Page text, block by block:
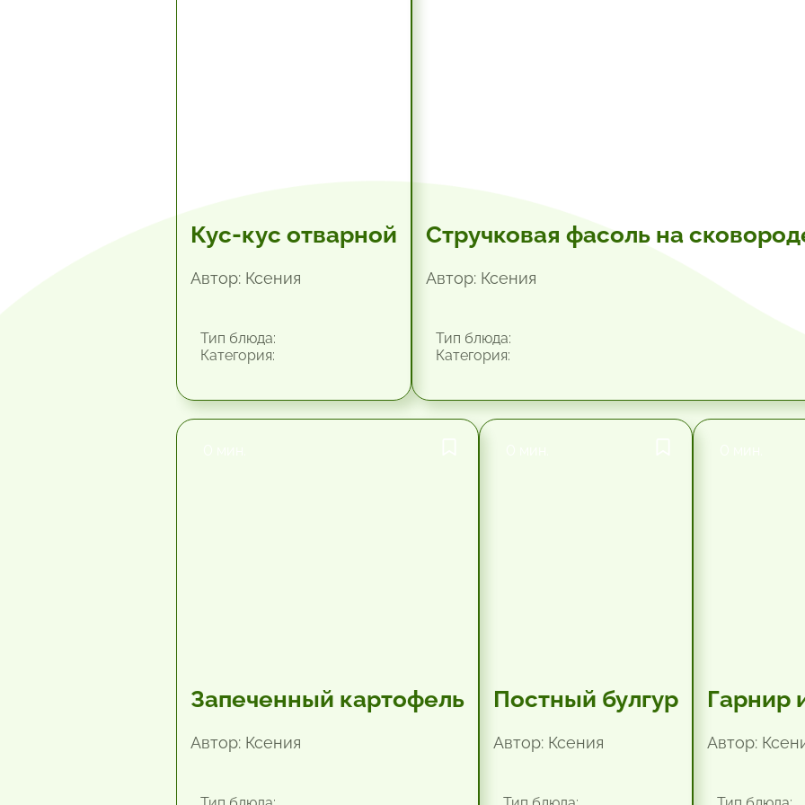
Кус-кус отварной
Автор: Ксения
Тип блюда:
Категория:
Стручковая фасоль на
Автор: Ксения
Тип блюда:
Категория:
Запеченный картофель
Автор: Ксения
Постный булгур
Автор: Ксения
Гарнир
Автор: